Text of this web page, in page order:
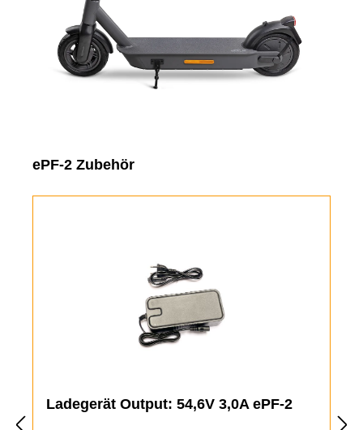
Produktgalerie überspringen
ePF-2 Zubehör
Ladegerät Output: 54,6V 3,0A ePF-2